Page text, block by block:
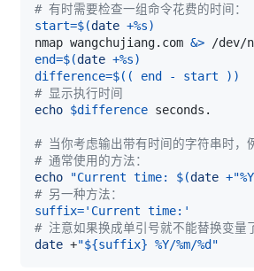
# 有时需要检查一组命令花费的时间：
start=$(date +%s)
nmap wangchujiang.com &>
end=$(date +%s)
difference=$(( end - start
))
# 显示执行时间
echo $difference
# 当你考虑输出带有时间的字符串
# 通常使用的方法：
echo
"Current time: $(date +
# 另一种方法：
suffix='Current time:'
# 注意如果换成单引号就不能替换变量
date +"${suffix} %Y/%m/%d"